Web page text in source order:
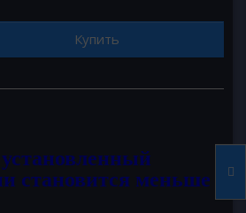
Купить
становится меньше